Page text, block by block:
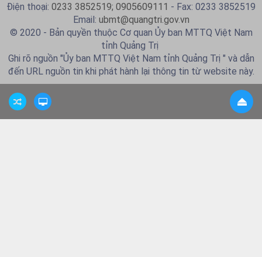
Điện thoại: 0233 3852519; 0905609111 - Fax: 0233 3852519
Email: ubmt@quangtri.gov.vn
© 2020 - Bản quyền thuộc Cơ quan Ủy ban MTTQ Việt Nam
tỉnh Quảng Trị
Ghi rõ nguồn "Ủy ban MTTQ Việt Nam tỉnh Quảng Trị " và dẫn
đến URL nguồn tin khi phát hành lại thông tin từ website này.